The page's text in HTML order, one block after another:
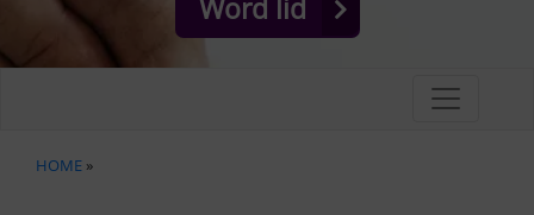
Word lid
HOME »